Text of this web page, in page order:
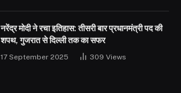
नरेंद्र मोदी ने रचा इतिहास: तीसरी बार प्रधानमंत्री पद की
शपथ, गुजरात से दिल्ली तक का सफर
17 September 2025 309 Views